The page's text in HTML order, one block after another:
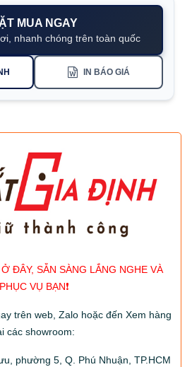
MUA NGAY
nhanh chóng trên toàn quốc
IN BÁO GIÁ
Ở ĐÂY, SẴN SÀNG LẮNG NGHE VÀ
PHỤC VỤ BẠN❗️
trên web, Zalo hoặc đến Xem hàng
các showroom:
phường 5, Q. Phú Nhuận, TP.HCM